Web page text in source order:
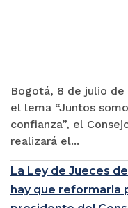
Bogotá, 8 de julio de
el lema “Juntos
confianza”, el
realizará el...
La Ley de Jueces
hay que reformarla